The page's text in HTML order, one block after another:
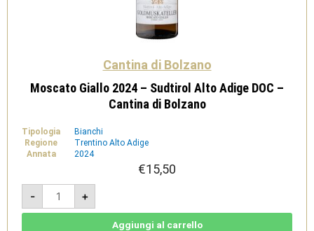
Cantina di Bolzano
Moscato Giallo 2024 – Sudtirol Alto Adige DOC –
Cantina di Bolzano
Tipologia
Bianchi
Regione
Trentino Alto Adige
Annata
2024
€15,50
-
Moscato
Giallo
2024
-
+
Aggiungi al carrello